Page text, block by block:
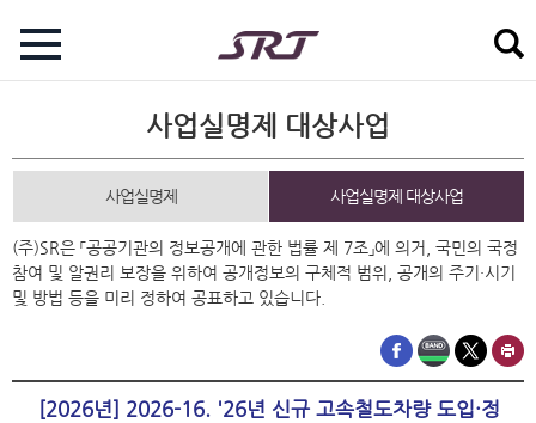
사업실명제 대상사업
사업실명제 사업실명제 대상사업
(주)SR은 「공공기관의 정보공개에 관한 법률 제 7조」에 의거, 국민의 국정
참여 및 알권리 보장을 위하여 공개정보의 구체적 범위, 공개의 주기·시기
및 방법 등을 미리 정하여 공표하고 있습니다.
[2026년] 2026-16. '26년 신규 고속철도차량 도입·정